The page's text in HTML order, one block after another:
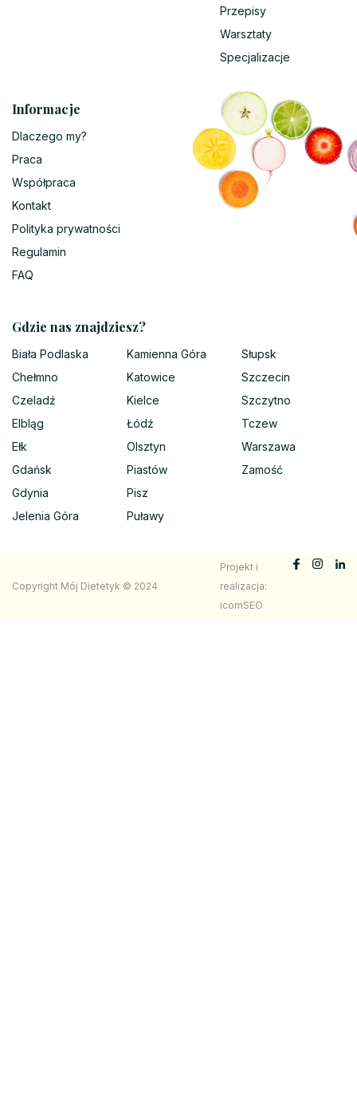
Przepisy
Warsztaty
Specjalizacje
Informacje
Dlaczego my?
Praca
Współpraca
Kontakt
Polityka prywatności
Regulamin
FAQ
Gdzie nas znajdziesz?
Biała Podlaska
Chełmno
Czeladź
Elbląg
Ełk
Gdańsk
Gdynia
Jelenia Góra
Kamienna Góra
Katowice
Kielce
Łódź
Olsztyn
Piastów
Pisz
Puławy
Słupsk
Szczecin
Szczytno
Tczew
Warszawa
Zamość
Copyright Mój Dietetyk © 2024
Projekt i
realizacja:
icomSEO